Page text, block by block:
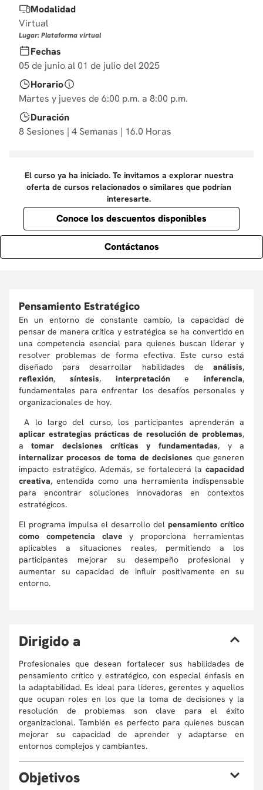
10. derecho
Modalidad
Virtual
Lugar: Plataforma virtual
Fechas
05 de junio al 01 de julio del 2025
Horario
Martes y jueves de 6:00 p.m. a 8:00 p.m.
Duración
8 Sesiones | 4 Semanas | 16.0 Horas
El curso ya ha iniciado. Te invitamos a explorar nuestra
oferta de cursos relacionados o similares que podrían
interesarte.
Conoce los descuentos disponibles
Contáctanos
Pensamiento Estratégico
En un entorno de constante cambio, la capacidad de
pensar de manera crítica y estratégica se ha convertido en
una competencia esencial para quienes buscan liderar y
resolver problemas de forma efectiva. Este curso está
diseñado para desarrollar habilidades de análisis,
reflexión, síntesis, interpretacióne inferencia,
fundamentales para enfrentar los desafíos personales y
organizacionales de hoy.
A lo largo del curso, los participantes aprenderán a
aplicar estrategias prácticas de resolución de problemas,
atomar decisiones críticas y fundamentadas, y a
internalizar procesos de toma de decisiones que generen
impacto estratégico. Además, se fortalecerá la capacidad
creativa, entendida como una herramienta indispensable
para encontrar soluciones innovadoras en contextos
estratégicos.
El programa impulsa el desarrollo del pensamiento crítico
como competencia clave y proporciona herramientas
aplicables a situaciones reales, permitiendo a los
participantes mejorar su desempeño profesional y
aumentar su capacidad de influir positivamente en su
entorno.
Dirigido a
Profesionales que desean fortalecer sus habilidades de
pensamiento crítico y estratégico, con especial énfasis en
la adaptabilidad. Es ideal para líderes, gerentes y aquellos
que ocupan roles en los que la toma de decisiones y la
resolución de problemas son clave para el éxito
organizacional. También es perfecto para quienes buscan
mejorar su capacidad de aprender y adaptarse en
entornos complejos y cambiantes.
Objetivos